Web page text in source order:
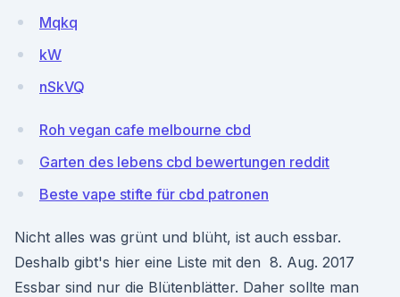
Mqkq
kW
nSkVQ
Roh vegan cafe melbourne cbd
Garten des lebens cbd bewertungen reddit
Beste vape stifte für cbd patronen
Nicht alles was grünt und blüht, ist auch essbar.
Deshalb gibt's hier eine Liste mit den 8. Aug. 2017
Essbar sind nur die Blütenblätter. Daher sollte man